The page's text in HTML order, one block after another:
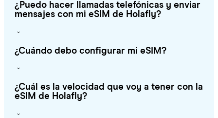
¿Puedo hacer llamadas telefónicas y enviar
mensajes con mi eSIM de Holafly?
¿Cuándo debo configurar mi eSIM?
¿Cuál es la velocidad que voy a tener con la
eSIM de Holafly?